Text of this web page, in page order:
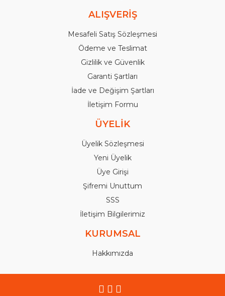
ALIŞVERİŞ
Mesafeli Satış Sözleşmesi
Ödeme ve Teslimat
Gizlilik ve Güvenlik
Garanti Şartları
İade ve Değişim Şartları
İletişim Formu
ÜYELİK
Üyelik Sözleşmesi
Yeni Üyelik
Üye Girişi
Şifremi Unuttum
SSS
İletişim Bilgilerimiz
KURUMSAL
Hakkımızda